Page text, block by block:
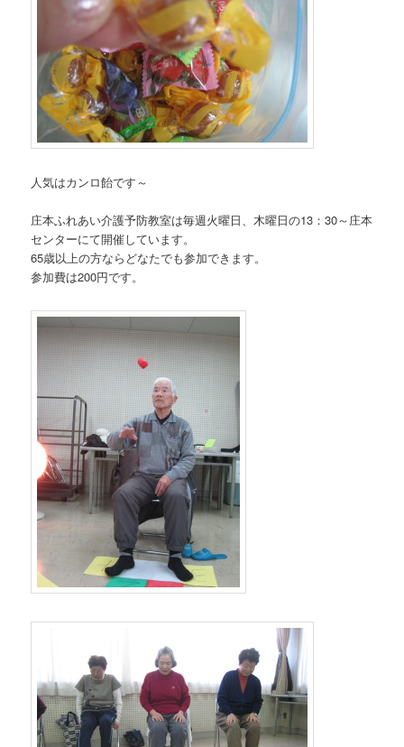
人気はカンロ飴です～
庄本ふれあい介護予防教室は毎週火曜日、木曜日の13：30～庄本
センターにて開催しています。
65歳以上の方ならどなたでも参加できます。
参加費は200円です。